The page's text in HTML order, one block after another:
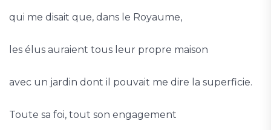
qui me disait que, dans le Royaume,
les élus auraient tous leur propre maison
avec un jardin dont il pouvait me dire la superficie.
Toute sa foi, tout son engagement